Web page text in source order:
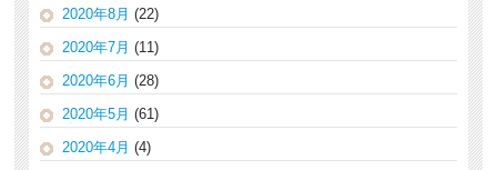
2020年8月 (22)
2020年7月 (11)
2020年6月 (28)
2020年5月 (61)
2020年4月 (4)